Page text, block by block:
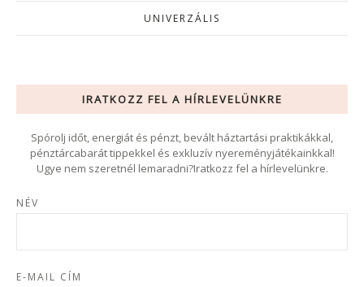
UNIVERZÁLIS
IRATKOZZ FEL A HÍRLEVELÜNKRE
Spórolj időt, energiát és pénzt, bevált háztartási praktikákkal,
pénztárcabarát tippekkel és exkluzív nyereményjátékainkkal!
Ugye nem szeretnél lemaradni?Iratkozz fel a hírlevelünkre.
NÉV
E-MAIL CÍM